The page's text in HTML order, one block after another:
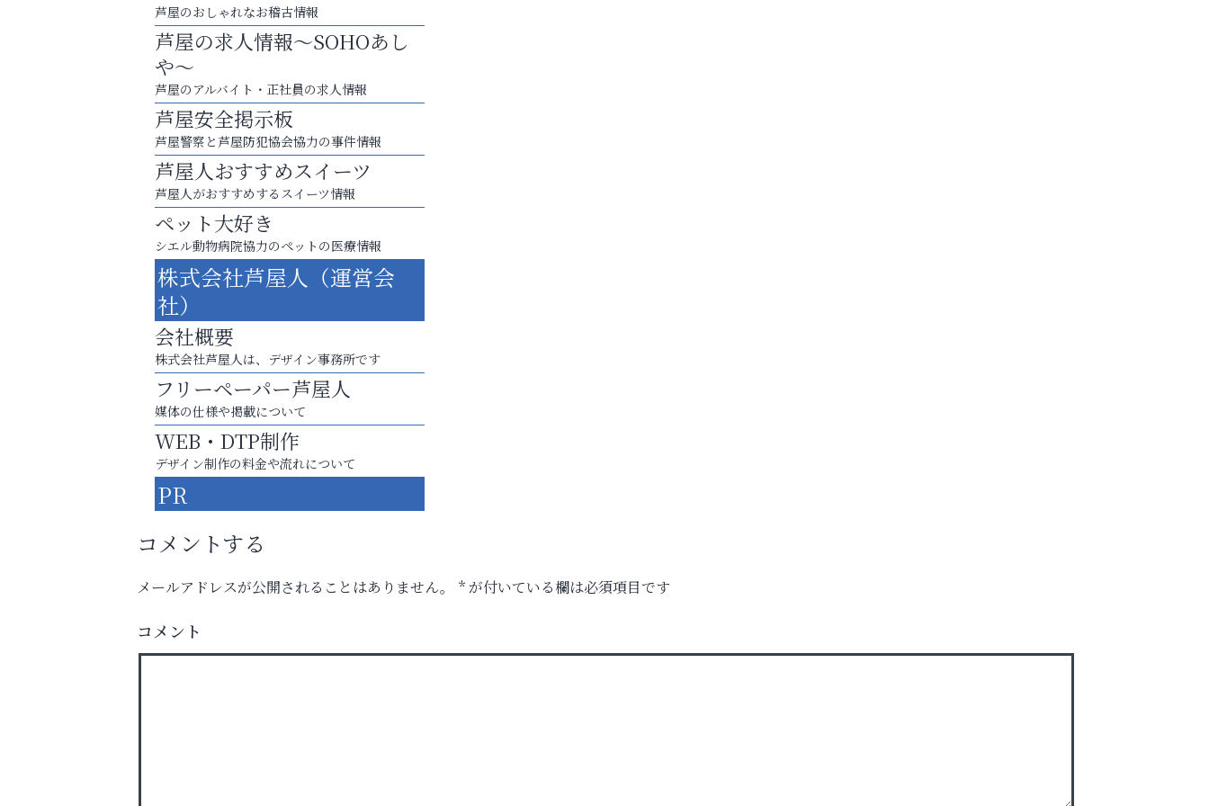
あなたらしく奏でる、音楽の時間
芦屋インターナショナルスク
ール
トレファク出張買取
芦屋のおしゃれなお稽古情報
芦屋の求人情報～SOHOあし
や～
芦屋のアルバイト・正社員の求人情報
芦屋安全掲示板
芦屋警察と芦屋防犯協会協力の事件情報
芦屋人おすすめスイーツ
芦屋人がおすすめするスイーツ情報
ペット大好き
シエル動物病院協力のペットの医療情報
株式会社芦屋人（運営会
社）
会社概要
株式会社芦屋人は、デザイン事務所です
フリーペーパー芦屋人
媒体の仕様や掲載について
WEB・DTP制作
デザイン制作の料金や流れについて
PR
コメントする
メールアドレスが公開されることはありません。 *が付いている欄は必須項目です
コメント